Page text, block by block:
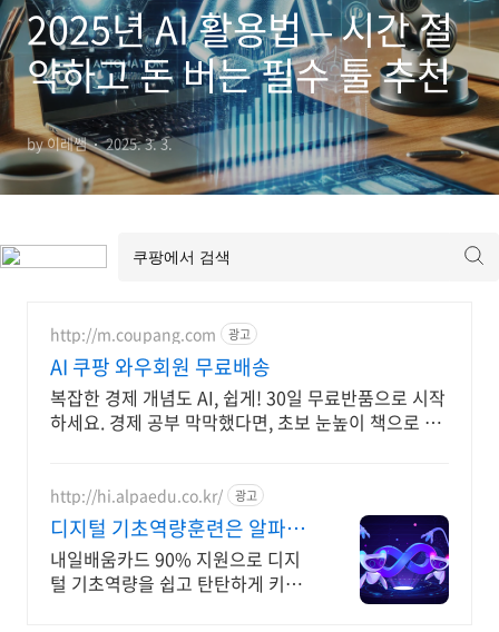
2025년 AI 활용법 – 시간 절
약하고 돈 버는 필수 툴 추천
by 이레쌤 2025. 3. 3.
http://m.coupang.com 광고
AI 쿠팡 와우회원 무료배송
복잡한 경제 개념도 AI, 쉽게! 30일 무료반품으로 시작
하세요. 경제 공부 막막했다면, 초보 눈높이 책으로 현
http://hi.alpaedu.co.kr/ 광고
디지털 기초역량훈련은 알파코
AI 어플리케이션 개발
내일배움카드 90% 지원으로 디지
털 기초역량을 쉽고 탄탄하게 키워